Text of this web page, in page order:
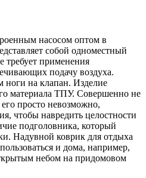
насосом оптом в
собой одноместный
требует применения
подачу воздуха.
ноги на клапан. Изделие
материала ТПУ. Совершенно не
просто невозможно,
чтобы навредить целостности
подголовника, который
Надувной коврик для отдыха
и дома, например,
небом на придомовом